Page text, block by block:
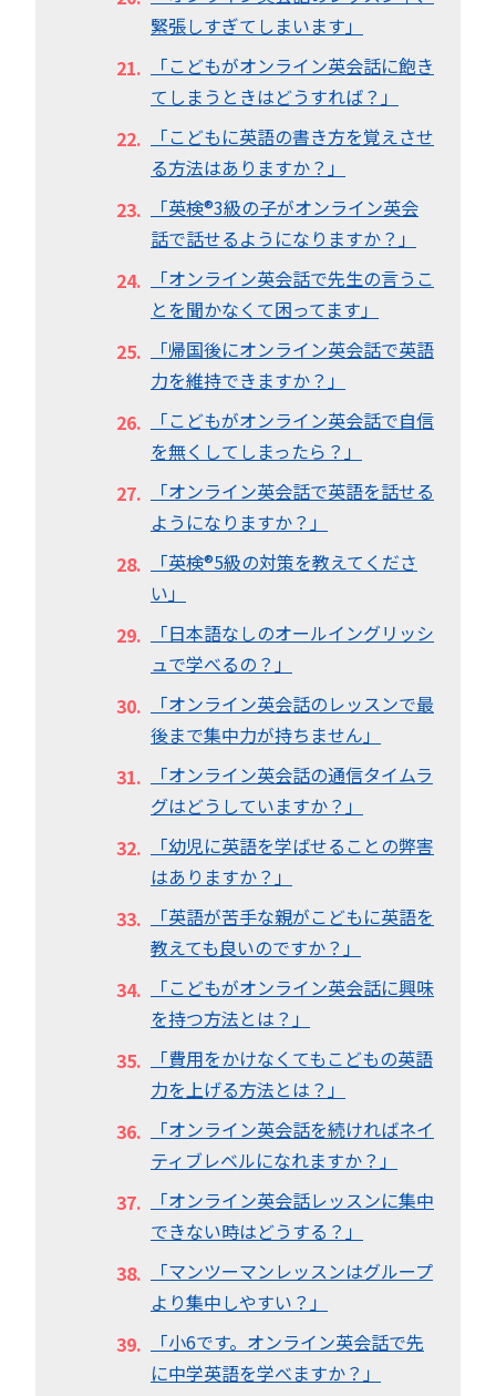
緊張しすぎてしまいます」
「こどもがオンライン英会話に飽き
てしまうときはどうすれば？」
「こどもに英語の書き方を覚えさせ
る方法はありますか？」
「英検®︎3級の子がオンライン英会
話で話せるようになりますか？」
「オンライン英会話で先生の言うこ
とを聞かなくて困ってます」
「帰国後にオンライン英会話で英語
力を維持できますか？」
「こどもがオンライン英会話で自信
を無くしてしまったら？」
「オンライン英会話で英語を話せる
ようになりますか？」
「英検®︎5級の対策を教えてくださ
い」
「日本語なしのオールイングリッシ
ュで学べるの？」
「オンライン英会話のレッスンで最
後まで集中力が持ちません」
「オンライン英会話の通信タイムラ
グはどうしていますか？」
「幼児に英語を学ばせることの弊害
はありますか？」
「英語が苦手な親がこどもに英語を
教えても良いのですか？」
「こどもがオンライン英会話に興味
を持つ方法とは？」
「費用をかけなくてもこどもの英語
力を上げる方法とは？」
「オンライン英会話を続ければネイ
ティブレベルになれますか？」
「オンライン英会話レッスンに集中
できない時はどうする？」
「マンツーマンレッスンはグループ
より集中しやすい？」
「小6です。オンライン英会話で先
に中学英語を学べますか？」